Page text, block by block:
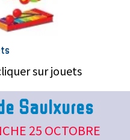
sur jouets
Saulxures
25 OCTOBRE